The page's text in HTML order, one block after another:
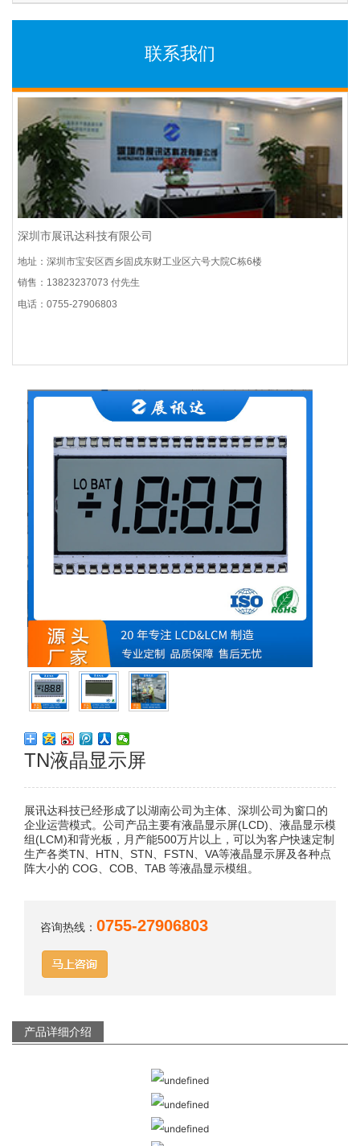
联系我们
深圳市展讯达科技有限公司
地址：深圳市宝安区西乡固戍东财工业区六号大院C栋6楼
销售：13823237073 付先生
电话：0755-27906803
TN液晶显示屏
展讯达科技已经形成了以湖南公司为主体、深圳公司为窗口的
企业运营模式。公司产品主要有液晶显示屏(LCD)、液晶显示模
组(LCM)和背光板，月产能500万片以上，可以为客户快速定制
生产各类TN、HTN、STN、FSTN、VA等液晶显示屏及各种点
阵大小的 COG、COB、TAB 等液晶显示模组。
咨询热线： 0755-27906803
产品详细介绍